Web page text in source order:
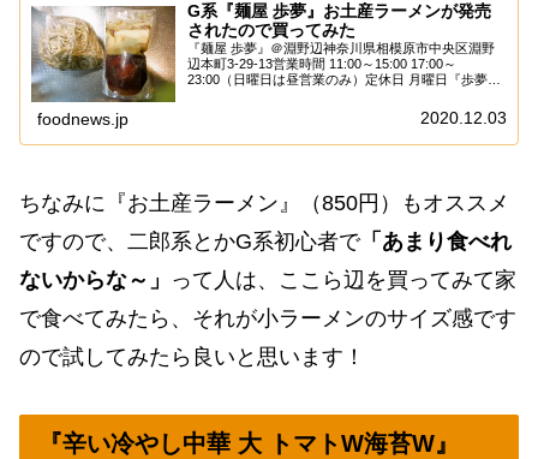
G系『麺屋 歩夢』お土産ラーメンが発売
されたので買ってみた
『麺屋 歩夢』＠淵野辺神奈川県相模原市中央区淵野
辺本町3-29-13営業時間 11:00～15:00 17:00～
23:00（日曜日は昼営業のみ）定休日 月曜日『歩夢』
foodnews.jp 2020.12.03
ちなみに『お土産ラーメン』（850円）もオススメ
ですので、二郎系とかG系初心者で「あまり食べれ
ないからな～」 って人は、ここら辺を買ってみて家
で食べてみたら、それが小ラーメンのサイズ感です
ので試してみたら良いと思います！
『辛い冷やし中華 大 トマトW海苔W』